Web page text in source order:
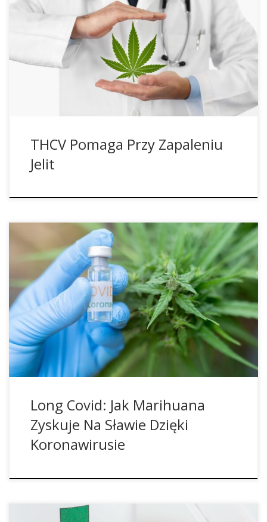
medycznemu zastosowaniu marihuany w niektórych
chorobach ludzkich. Liczne przedkliniczne i kliniczne dowody
na temat korzyści płynących ze stosowania kannabinoidów
(naturalnych składników marihuany) w leczeniu padaczki,
bólu neuropatycznego i zespołu żołądkowo-jelitowego (GI)
skłoniły wiele rządów i działów badawczych do dalszego
zbadania potencjału terapeutycznego […]
THCV Pomaga Przy Zapaleniu
Jelit
Po niedawnych badaniach z Oregonu, które wykazały, że
CBDa i CBGa zarówno chronią przed infekcją
koronawirusem, jak i pomagają w jej zwalczaniu,
rozpoczyna się kolejne ekscytujące badanie. Przez wiele lat
przy każdej nadarzającej się okazji twierdzono, że nie ma
wystarczającej liczby badań klinicznych na temat działania
marihuany, ale przeprowadzano ich […]
Long Covid: Jak Marihuana
Zyskuje Na Sławie Dzięki
Koronawirusie